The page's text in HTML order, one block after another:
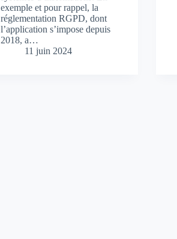
exemple et pour rappel, la
réglementation RGPD, dont
l’application s’impose depuis
2018, a…
11 juin 2024